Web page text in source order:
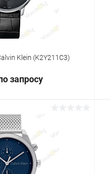
Klein (K2Y211C3)
запросу
цену
Сравнение
Под заказ